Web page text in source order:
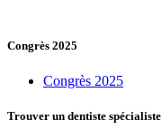
Congrès 2025
Congrès 2025
Trouver un dentiste spécialiste